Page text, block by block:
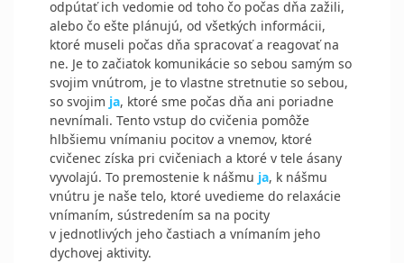
odpútať ich vedomie od toho čo počas dňa zažili,
alebo čo ešte plánujú, od všetkých informácii,
ktoré museli počas dňa spracovať a reagovať na
ne. Je to začiatok komunikácie so sebou samým so
svojim vnútrom, je to vlastne stretnutie so sebou,
so svojim ja, ktoré sme počas dňa ani poriadne
nevnímali. Tento vstup do cvičenia pomôže
hlbšiemu vnímaniu pocitov a vnemov, ktoré
cvičenec získa pri cvičeniach a ktoré v tele ásany
vyvolajú. To premostenie k nášmu ja, k nášmu
vnútru je naše telo, ktoré uvedieme do relaxácie
vnímaním, sústredením sa na pocity
v jednotlivých jeho častiach a vnímaním jeho
dychovej aktivity.